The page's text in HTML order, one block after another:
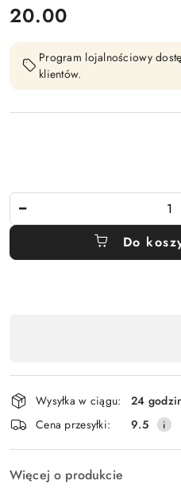
cena:
20.00
Program lojalnościowy
klientów.
Do
płatność
i
dostawa
Wysyłka w ciągu:
24
Cena przesyłki:
9.5
Więcej o produkcie